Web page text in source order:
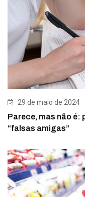
29 de maio de 2024
Parece, mas não é:
“falsas amigas”